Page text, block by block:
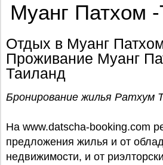
Муанг Патхом -
Отдых в Муанг
Проживание Муанг
Таиланд
Бронирование жилья Ратхум
На www.datscha-booking.com
предложения жилья и от
недвижимости, и от